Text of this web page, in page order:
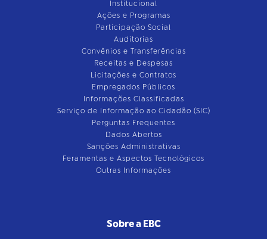
Institucional
Ações e Programas
Participação Social
Auditorias
Convênios e Transferências
Receitas e Despesas
Licitações e Contratos
Empregados Públicos
Informações Classificadas
Serviço de Informação ao Cidadão (SIC)
Perguntas Frequentes
Dados Abertos
Sanções Administrativas
Feramentas e Aspectos Tecnológicos
Outras Informações
Sobre a EBC